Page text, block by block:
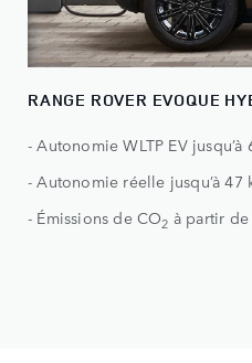
RANGE ROVER EVOQUE
- Autonomie WLTP EV jusqu’à
- Autonomie réelle jusqu’à 47
- Émissions de CO2 à partir